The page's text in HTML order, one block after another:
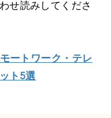
せ読みしてくださ
ートワーク・テレ
ト5選